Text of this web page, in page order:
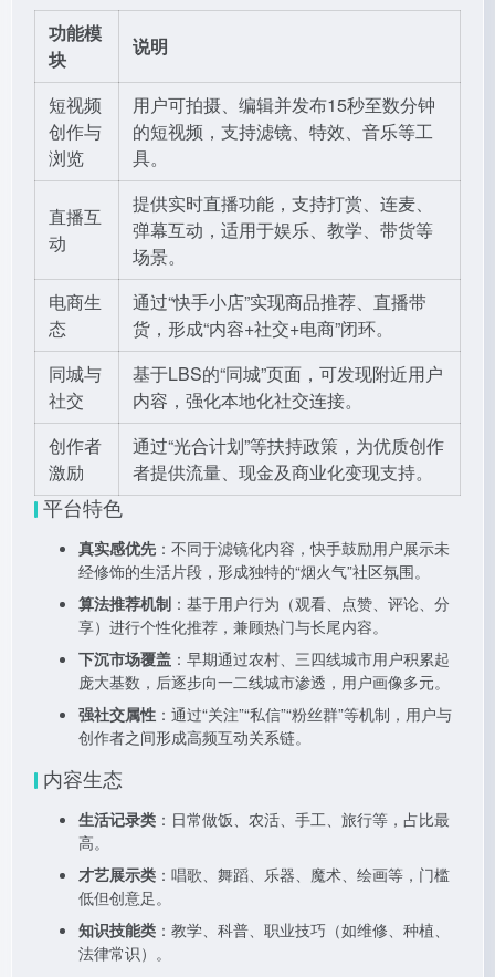
功能模
块
说明
短视频
创作与
浏览
用户可拍摄、编辑并发布15秒至数分钟
的短视频，支持滤镜、特效、音乐等工
具。
直播互
动
提供实时直播功能，支持打赏、连麦、
弹幕互动，适用于娱乐、教学、带货等
场景。
电商生
态
通过“快手小店”实现商品推荐、直播带
货，形成“内容+社交+电商”闭环。
同城与
社交
基于LBS的“同城”页面，可发现附近用户
内容，强化本地化社交连接。
创作者
激励
通过“光合计划”等扶持政策，为优质创作
者提供流量、现金及商业化变现支持。
平台特色
真实感优先 ：不同于滤镜化内容，快手鼓励用户展示未
经修饰的生活片段，形成独特的“烟火气”社区氛围。
算法推荐机制 ：基于用户行为（观看、点赞、评论、分
享）进行个性化推荐，兼顾热门与长尾内容。
下沉市场覆盖 ：早期通过农村、三四线城市用户积累起
庞大基数，后逐步向一二线城市渗透，用户画像多元。
强社交属性 ：通过“关注”“私信”“粉丝群”等机制，用户与
创作者之间形成高频互动关系链。
内容生态
生活记录类 ：日常做饭、农活、手工、旅行等，占比最
高。
才艺展示类 ：唱歌、舞蹈、乐器、魔术、绘画等，门槛
低但创意足。
知识技能类 ：教学、科普、职业技巧（如维修、种植、
法律常识）。